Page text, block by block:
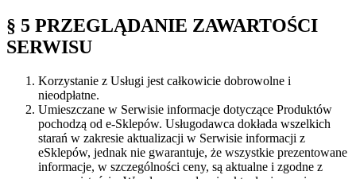
§ 5 PRZEGLĄDANIE ZAWARTOŚCI
SERWISU
Korzystanie z Usługi jest całkowicie dobrowolne i
nieodpłatne.
Umieszczane w Serwisie informacje dotyczące Produktów
pochodzą od e-Sklepów. Usługodawca dokłada wszelkich
starań w zakresie aktualizacji w Serwisie informacji z
eSklepów, jednak nie gwarantuje, że wszystkie prezentowane
informacje, w szczególności ceny, są aktualne i zgodne z